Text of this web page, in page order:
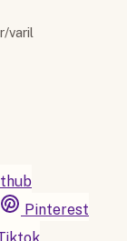
varil
Pinterest